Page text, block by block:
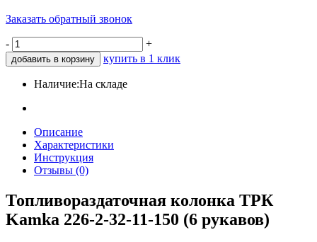
Заказать обратный звонок
- +
добавить в корзину купить в 1 клик
Наличие:На складе
Описание
Характеристики
Инструкция
Отзывы (0)
Топливораздаточная колонка ТРК
Kamka 226-2-32-11-150 (6 рукавов)